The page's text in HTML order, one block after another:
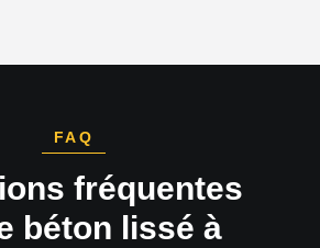
FAQ
fréquentes
béton lissé à